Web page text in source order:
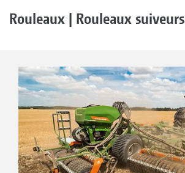
Rouleaux | Rouleaux suiveurs